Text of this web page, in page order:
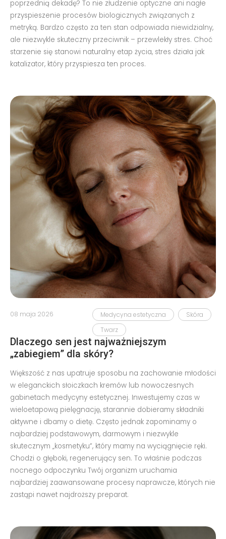
poprzednią dekadę? To nie złudzenie optyczne ani nagłe
przyspieszenie procesów biologicznych związanych z
metryką. Bardzo często za ten stan odpowiada niewidzialny,
ale niezwykle skuteczny przeciwnik – przewlekły stres. Choć
starzenie się stanowi naturalny etap życia, stres działa jak
katalizator, który przyspiesza ten proces.
Medycyna estetyczna
Skóra
Twarz
08 maja 2026
Dlaczego sen jest najważniejszym
„zabiegiem” dla skóry?
Większość z nas upatruje sposobu na zachowanie młodości
w eleganckich słoiczkach kremów lub nowoczesnych
gabinetach medycyny estetycznej. Inwestujemy czas w
wieloetapową pielęgnację, starannie dobieramy składniki
aktywne i dbamy o dietę. Często jednak zapominamy o
najbardziej podstawowym, darmowym i niezwykle
skutecznym „kosmetyku”, który mamy na wyciągnięcie ręki.
Chodzi o głęboki, regenerujący sen. To właśnie podczas
nocnego odpoczynku Twój organizm uruchamia
najbardziej zaawansowane procesy naprawcze, których nie
zastąpi nawet najdroższy preparat.